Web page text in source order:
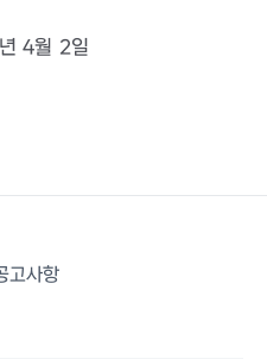
4월 2일
고사항